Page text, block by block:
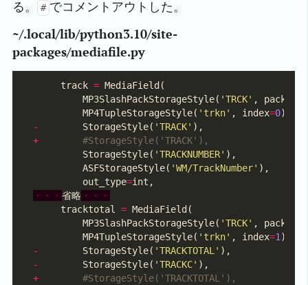
る。 # でコメントアウトした。
~/.local/lib/python3.10/site-
packages/mediafile.py
     track
=
         MP3SlashPackStorageStyle(
'TRCK' , pack_pos
         MP4TupleStorageStyle(
'trkn' , index=0
-
        StorageStyle(
'TRACK'
+
#StorageStyle('TRACK'),
         StorageStyle(
'TRACKNUMBER'
         ASFStorageStyle(
'WM/TrackNumber'
         out_type
=
・・・省略 ・・・
     tracktotal
=
         MP3SlashPackStorageStyle(
'TRCK' , pack_pos
         MP4TupleStorageStyle(
'trkn' , index=1
-
        StorageStyle(
'TRACKTOTAL'
-
        StorageStyle(
'TRACKC'
+
#StorageStyle('TRACKTOTAL'),